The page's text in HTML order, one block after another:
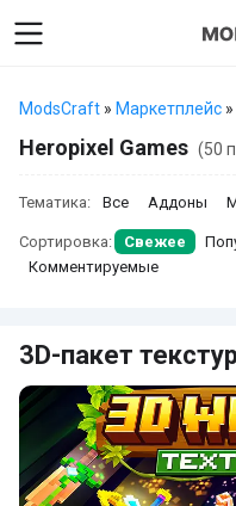
ModsCraft » Маркетплейс
Heropixel Games (50
Тематика: Все Аддоны
Сортировка: Свежее
Комментируемые
3D-пакет